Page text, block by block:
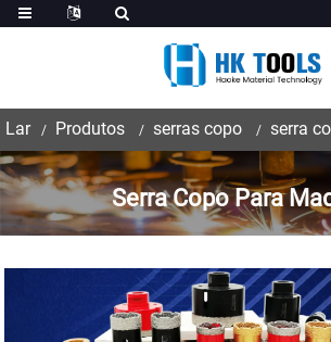
Lar Produtos serras copo serra
Serra Copo Para